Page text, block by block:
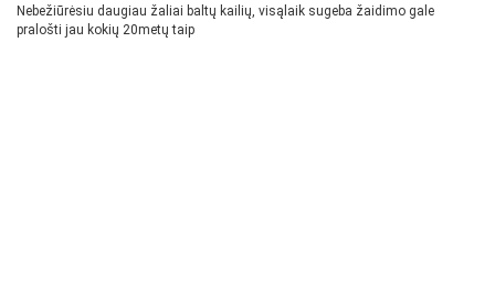
Nebežiūrėsiu daugiau žaliai baltų kailių, visąlaik sugeba žaidimo gale
pralošti jau kokių 20metų taip